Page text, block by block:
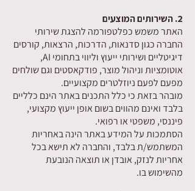
2. השירותים המוצעים
האתר משמש כפלטפורמה להצגת שירותי
החברה כגון סדנאות, הדרכות, הרצאות, קורסים
דיגיטליים ושירותי ייעוץ וליווי בתחומי AI,
אוטומציות וניהול מוצר, פודקאסטים וגם שולחים
מפעם לפעם ניוזלטרים מקצועיים.
מובהר בזאת כי כלל התכנים באתר הינם כלליים
בלבד ואינם מהווים בשום אופן ייעוץ מקצועי,
פיננסי, משפטי או רפואי.
הסתמכות על המידע באתר הינה באחריות
המשתמש/ת בלבד, והחברה לא תישא בכל
אחריות לנזק, אובדן או תוצאה הנובעת
מהשימוש בו.